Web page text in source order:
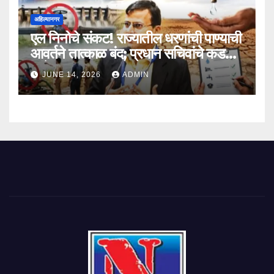
अहिल्यानगर
एल निनोचे संकट! राज्यातील धरणांची पाण्याची
आवर्तने तात्काळ बंद; प्रधान सचिवांचे कडक
आदेश
JUNE 14, 2026 ADMIN